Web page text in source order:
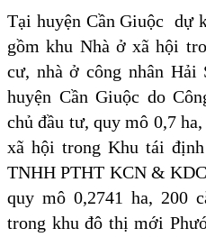
Tại huyện Cần Giuộc dự
gồm khu Nhà ở xã hội
cư, nhà ở công nhân Hải
huyện Cần Giuộc do
chủ đầu tư, quy mô 0,7
xã hội trong Khu tái
TNHH PTHT KCN &
quy mô 0,2741 ha, 200
trong khu đô thị mới